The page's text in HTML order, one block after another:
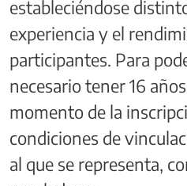
estableciéndose
experiencia y el
participantes. Para
necesario tener 16
momento de la
condiciones de
al que se representa,